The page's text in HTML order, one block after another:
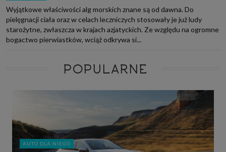
Wyjątkowe właściwości alg morskich znane są od dawna. Do
pielęgnacji ciała oraz w celach leczniczych stosowały je już ludy
starożytne, zwłaszcza w krajach azjatyckich. Ze względu na ogromne
bogactwo pierwiastków, wciąż odkrywa si...
POPULARNE
AUTO DLA NIEGO